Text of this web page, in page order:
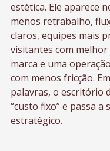
estética. Ele aparece
menos retrabalho,
claros, equipes mais
visitantes com melhor
marca e uma
com menos fricção.
palavras, o escritório
“custo fixo” e passa a
estratégico.